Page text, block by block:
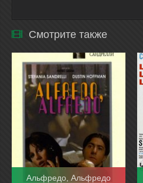
Смотрите также
Альфредо, Альфредо